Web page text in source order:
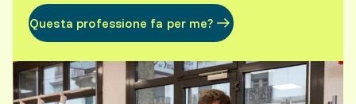
Questa professione fa per me?